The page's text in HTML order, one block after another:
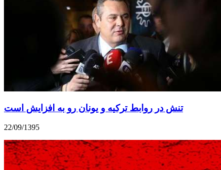
تنش در روابط ترکیه و یونان رو به افزایش است
22/09/1395